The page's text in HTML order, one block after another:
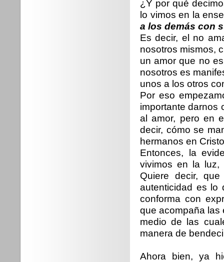
¿Y por qué
lo vimos en la
a los demás con
Es decir, el no
nosotros mismos,
un amor que no
nosotros es
unos a los otros
Por eso
importante darnos
al amor, pero en
decir, cómo se
hermanos en
Entonces, la
vivimos en la luz,
Quiere decir,
autenticidad es lo
conforma con
que acompaña las
medio de las
manera de
Ahora bien, ya